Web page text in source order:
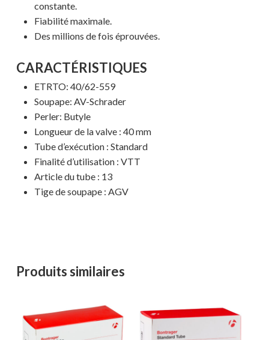
Votre panier est vide.
constante.
Fiabilité maximale.
Des millions de fois éprouvées.
CARACTÉRISTIQUES
ETRTO: 40/62-559
Soupape: AV-Schrader
Perler: Butyle
Longueur de la valve : 40 mm
Tube d’exécution : Standard
Finalité d’utilisation : VTT
Article du tube : 13
Tige de soupape : AGV
Produits similaires